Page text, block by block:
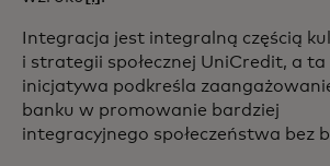
Integracja jest integralną częścią
i strategii społecznej UniCredit, a ta
inicjatywa podkreśla
banku w promowanie bardziej
integracyjnego społeczeństwa bez